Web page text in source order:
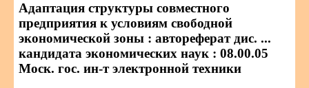
Адаптация структуры совместного
предприятия к условиям свободной
экономической зоны : автореферат дис. ...
кандидата экономических наук : 08.00.05
Моск. гос. ин-т электронной техники